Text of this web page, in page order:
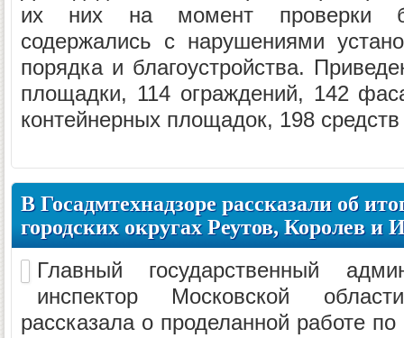
их них на момент проверки
содержались с нарушениями
порядка и благоустройства.
площадки, 114 ограждений, 142
контейнерных площадок, 198
В Госадмтехнадзоре рассказали об
городских округах Реутов, Королев и
Главный государственный
инспектор Московской
рассказала о проделанной работе